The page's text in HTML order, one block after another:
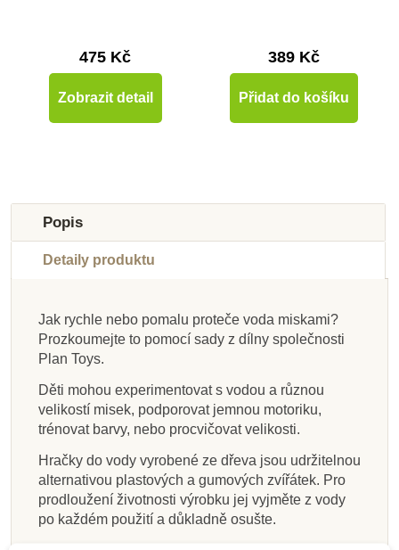
475 Kč
Zobrazit detail
389 Kč
Přidat do košíku
Výprodej
Skladem
PlanToys Gumová
loďka - oranžová
363 Kč 519 Kč
Přidat do košíku
Do školy
Learning Resources
Smyslové lopatky
293 Kč325 Kč
Přidat do košíku
Na dotaz
Janod Hračka do
vody - Domácí
zvířátka, 4ks
346 Kč
Zobrazit detail
PlanToys Loď
pobřežní hlídky
475 Kč
Přidat do košíku
Výprodej
Skladem
PlanToys Gumová
loďka - modrá
363 Kč 519 Kč
Přidat do košíku
Výprodej
Djeco Nafukovací
míč ptáčci
221 Kč315 Kč
Přidat do košíku
Skladem
Oxybul Plážový
batůžek s hračkami
369 Kč
Přidat do košíku
PlanToys Plachetnice
s tučňákem
369 Kč
Přidat do košíku
Popis
Detaily produktu
Jak rychle nebo pomalu proteče voda miskami?
Prozkoumejte to pomocí sady z dílny společnosti
Plan Toys.
Děti mohou experimentovat s vodou a různou
velikostí misek, podporovat jemnou motoriku,
trénovat barvy, nebo procvičovat velikosti.
Hračky do vody vyrobené ze dřeva jsou udržitelnou
alternativou plastových a gumových zvířátek. Pro
prodloužení životnosti výrobku jej vyjměte z vody
po každém použití a důkladně osušte.